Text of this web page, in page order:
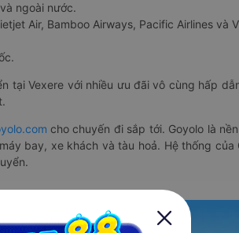
ngoài nước.
Air, Bamboo Airways, Pacific Airlines và
Vexere với nhiều ưu đãi vô cùng hấp
cho chuyến đi sắp tới. Goyolo là
bay, xe khách và tàu hoả. Hệ thống